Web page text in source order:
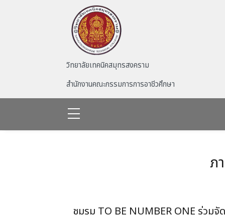
วิทยาลัยเทคนิคสมุทรสงคราม
สำนักงานคณะกรรมการการอาชีวศึกษา
ภ
ชมรม TO BE NUMBER ONE ร่วม